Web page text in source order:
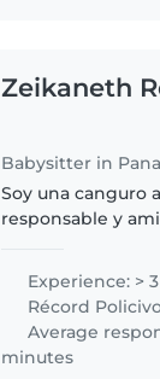
Zeikaneth
Babysitter in
Soy una canguro
responsable y
todas las edades,
hasta escolares.
estudiante de
preescolar..
Experience: >
Récord
Average
minutes